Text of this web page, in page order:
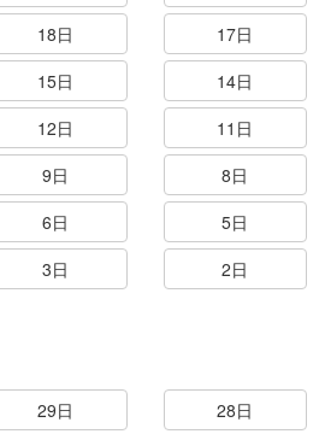
18日
17日
15日
14日
12日
11日
9日
8日
6日
5日
3日
2日
29日
28日